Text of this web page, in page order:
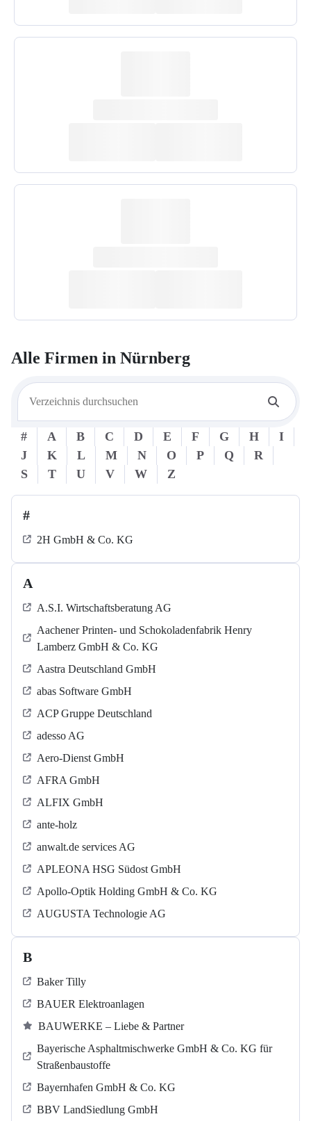
Alle Firmen in Nürnberg
# A B C D E F G H
I
J
K L M N O P Q
R
S
T U V W Z
#
2H GmbH & Co. KG
A
A.S.I. Wirtschaftsberatung AG
Aachener Printen- und Schokoladenfabrik Henry
Lamberz GmbH & Co. KG
Aastra Deutschland GmbH
abas Software GmbH
ACP Gruppe Deutschland
adesso AG
Aero-Dienst GmbH
AFRA GmbH
ALFIX GmbH
ante-holz
anwalt.de services AG
APLEONA HSG Südost GmbH
Apollo-Optik Holding GmbH & Co. KG
AUGUSTA Technologie AG
B
Baker Tilly
BAUER Elektroanlagen
BAUWERKE – Liebe & Partner
Bayerische Asphaltmischwerke GmbH & Co. KG für
Straßenbaustoffe
Bayernhafen GmbH & Co. KG
BBV LandSiedlung GmbH